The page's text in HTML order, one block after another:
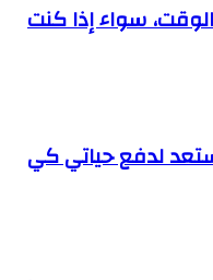
سواء إذا كنت
لدفع حياتي كي